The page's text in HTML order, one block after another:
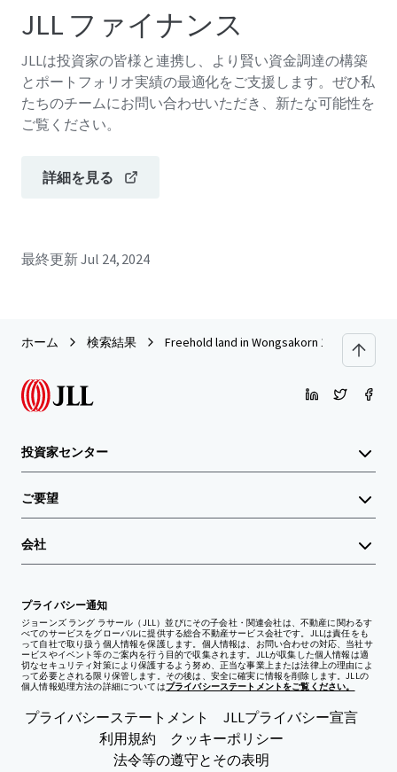
JLL ファイナンス
JLLは投資家の皆様と連携し、より賢い資金調達の構築
とポートフォリオ実績の最適化をご支援します。ぜひ私
たちのチームにお問い合わせいただき、新たな可能性を
ご覧ください。
詳細を見る
最終更新Jul 24, 2024
ホーム 検索結果 Freehold land in Wongsakorn 1 near
投資家センター
ご要望
会社
プライバシー通知
ジョーンズ ラング ラサール（JLL）並びにその子会社・関連会社は、不動産に関わるす
べてのサービスをグローバルに提供する総合不動産サービス会社です。JLLは責任をも
って自社で取り扱う個人情報を保護します。個人情報は、お問い合わせの対応、当社サ
ービスやイベント等のご案内を行う目的で収集されます。JLLが収集した個人情報は適
切なセキュリティ対策により保護するよう努め、正当な事業上または法律上の理由によ
って必要とされる限り保管します。その後は、安全に確実に情報を削除します。JLLの
個人情報処理方法の詳細についてはプライバシーステートメントをご覧ください。
プライバシーステートメント
JLLプライバシー宣言
利用規約
クッキーポリシー
法令等の遵守とその表明